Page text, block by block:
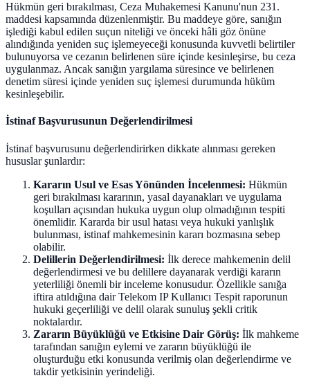
Hükmün geri bırakılması, Ceza Muhakemesi Kanunu'nun 231.
maddesi kapsamında düzenlenmiştir. Bu maddeye göre, sanığın
işlediği kabul edilen suçun niteliği ve önceki hâli göz önüne
alındığında yeniden suç işlemeyeceği konusunda kuvvetli belirtiler
bulunuyorsa ve cezanın belirlenen süre içinde kesinleşirse, bu ceza
uygulanmaz. Ancak sanığın yargılama süresince ve belirlenen
denetim süresi içinde yeniden suç işlemesi durumunda hüküm
kesinleşebilir.
İstinaf Başvurusunun Değerlendirilmesi
İstinaf başvurusunu değerlendirirken dikkate alınması gereken
hususlar şunlardır:
Kararın Usul ve Esas Yönünden İncelenmesi: Hükmün
geri bırakılması kararının, yasal dayanakları ve uygulama
koşulları açısından hukuka uygun olup olmadığının tespiti
önemlidir. Kararda bir usul hatası veya hukuki yanlışlık
bulunması, istinaf mahkemesinin kararı bozmasına sebep
olabilir.
Delillerin Değerlendirilmesi: İlk derece mahkemenin delil
değerlendirmesi ve bu delillere dayanarak verdiği kararın
yeterliliği önemli bir inceleme konusudur. Özellikle sanığa
iftira atıldığına dair Telekom IP Kullanıcı Tespit raporunun
hukuki geçerliliği ve delil olarak sunuluş şekli critik
noktalardır.
Zararın Büyüklüğü ve Etkisine Dair Görüş: İlk mahkeme
tarafından sanığın eylemi ve zararın büyüklüğü ile
oluşturduğu etki konusunda verilmiş olan değerlendirme ve
takdir yetkisinin yerindeliği.